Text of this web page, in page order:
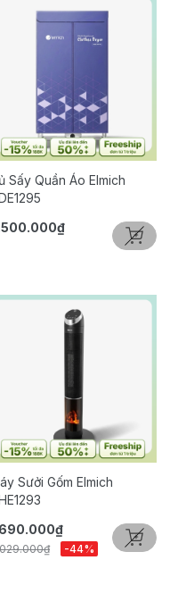
Sấy Quần Áo Elmich
Sưởi Gốm Elmich
-44%